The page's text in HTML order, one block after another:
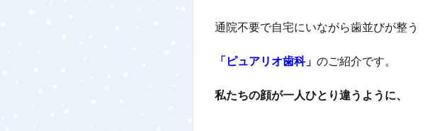
通院不要で自宅にいながら歯並びが整う
「ピュアリオ歯科」 のご紹介です。
私たちの顔が一人ひとり違うように、